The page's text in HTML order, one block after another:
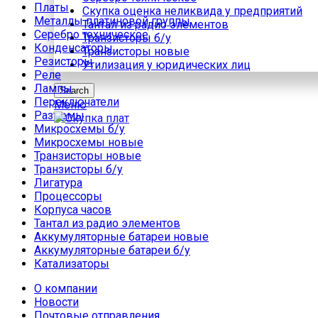
Скупка оценка неликвида у предприятий
Тантал из радио элементов
Транзисторы б/у
Транзисторы новые
Утилизация у юридических лиц
Search
Меню
Платы
Металлы платиновой группы
Серебро техническое
Конденсаторы
Резисторы
Реле
Лампы
Переключатели
Разъемы
Микросхемы б/у
Микросхемы новые
Транзисторы новые
Транзисторы б/у
Лигатура
Процессоры
Корпуса часов
Тантал из радио элементов
Аккумуляторные батареи новые
Аккумуляторные батареи б/у
Катализаторы
О компании
Новости